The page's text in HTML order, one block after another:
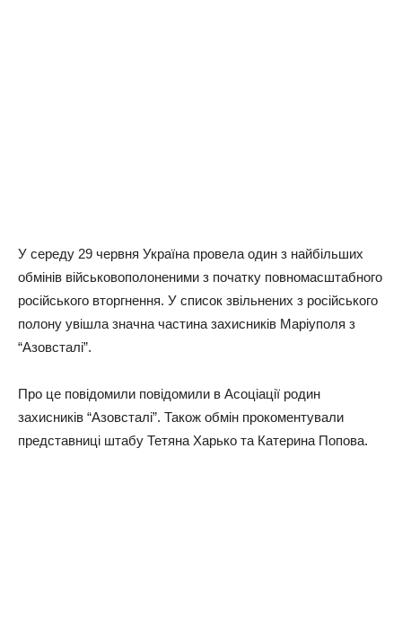
У середу 29 червня Україна провела один з найбільших
обмінів військовополоненими з початку повномасштабного
російського вторгнення. У список звільнених з російського
полону увішла значна частина захисників Маріуполя з
“Азовсталі”.
Про це повідомили повідомили в Асоціації родин
захисників “Азовсталі”. Також обмін прокоментували
представниці штабу Тетяна Харько та Катерина Попова.